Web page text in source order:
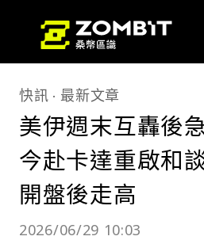
快訊 最新文章
美伊週末互轟後
今赴卡達重啟和
開盤後走高
2026/06/29 10:03